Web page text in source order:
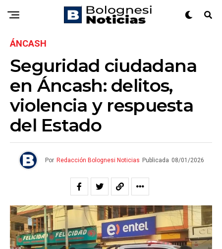
ÁNCASH
Seguridad ciudadana
en Áncash: delitos,
violencia y respuesta
del Estado
Por Redacción Bolognesi Noticias Publicada 08/01/2026